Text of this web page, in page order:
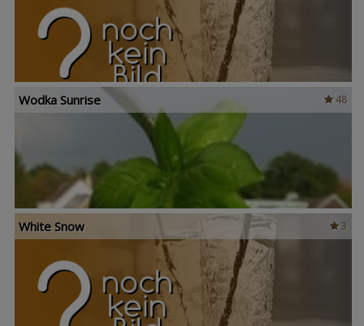
48
Wodka Sunrise
3
White Snow